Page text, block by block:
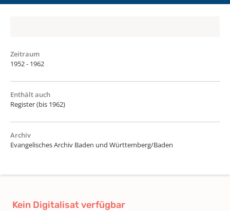
Zeitraum
1952 - 1962
Enthält auch
Register (bis 1962)
Archiv
Evangelisches Archiv Baden und Württemberg/Baden
Kein Digitalisat verfügbar